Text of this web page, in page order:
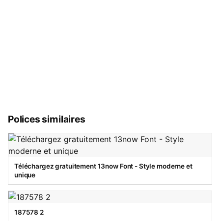
Polices similaires
Téléchargez gratuitement 13now Font - Style moderne et
unique
187578 2